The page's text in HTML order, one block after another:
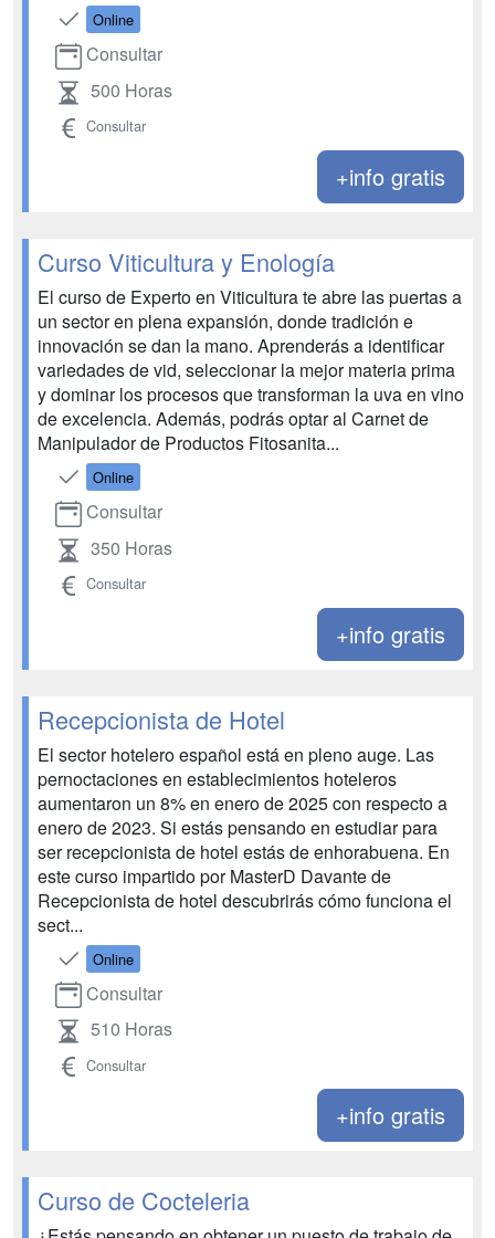
Online
Consultar
500 Horas
Consultar
+info gratis
Curso Viticultura y Enología
El curso de Experto en Viticultura te abre las puertas a
un sector en plena expansión, donde tradición e
innovación se dan la mano. Aprenderás a identificar
variedades de vid, seleccionar la mejor materia prima
y dominar los procesos que transforman la uva en vino
de excelencia. Además, podrás optar al Carnet de
Manipulador de Productos Fitosanita...
Online
Consultar
350 Horas
Consultar
+info gratis
Recepcionista de Hotel
El sector hotelero español está en pleno auge. Las
pernoctaciones en establecimientos hoteleros
aumentaron un 8% en enero de 2025 con respecto a
enero de 2023. Si estás pensando en estudiar para
ser recepcionista de hotel estás de enhorabuena. En
este curso impartido por MasterD Davante de
Recepcionista de hotel descubrirás cómo funciona el
sect...
Online
Consultar
510 Horas
Consultar
+info gratis
Curso de Cocteleria